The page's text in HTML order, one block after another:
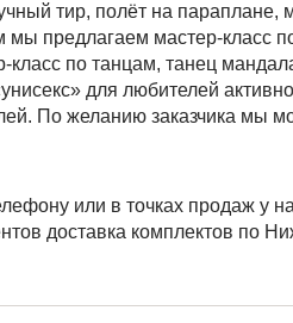
тир, полёт на параплане,
предлагаем мастер-класс
по танцам, танец
для любителей
По желанию заказчика мы
или в точках продаж у
доставка комплектов по